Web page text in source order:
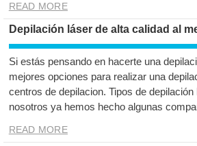
READ MORE
Depilación láser de alta calidad al
Si estás pensando en hacerte una
mejores opciones para realizar una
centros de depilacion. Tipos de
nosotros ya hemos hecho algunas
READ MORE